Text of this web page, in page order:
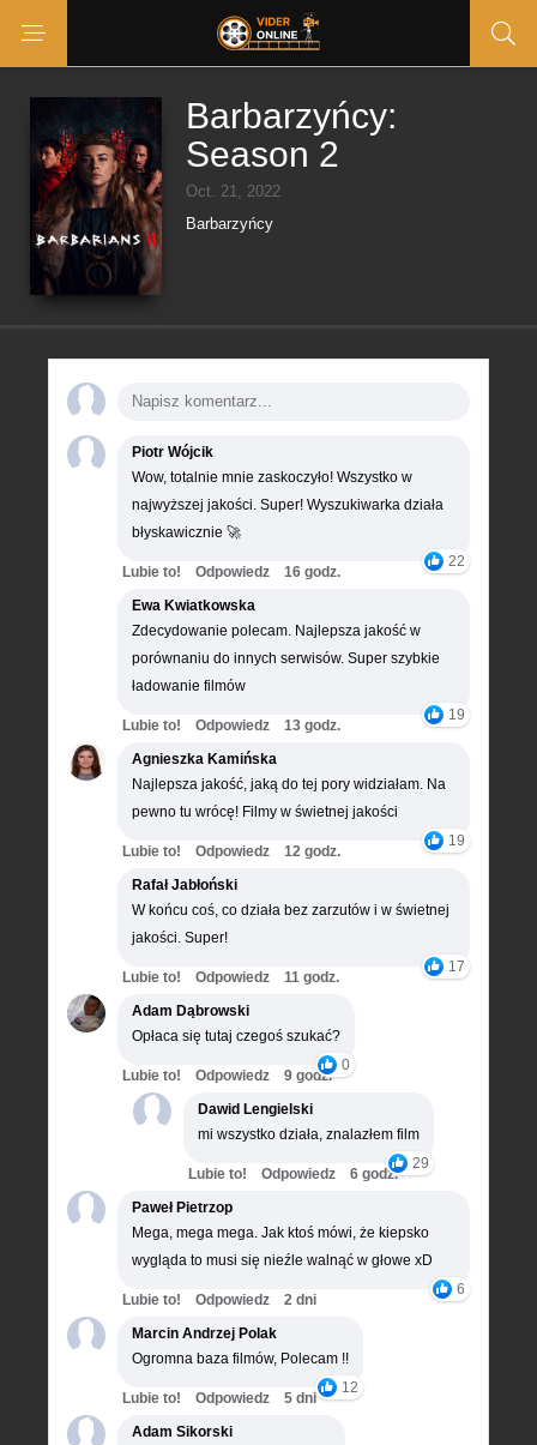
Barbarzyńcy:
Season 2
Oct. 21, 2022
Barbarzyńcy
Piotr Wójcik
Wow, totalnie mnie zaskoczyło! Wszystko w
najwyższej jakości. Super! Wyszukiwarka działa
błyskawicznie 🚀
22
Lubie to! Odpowiedz
16 godz.
Ewa Kwiatkowska
Zdecydowanie polecam. Najlepsza jakość w
porównaniu do innych serwisów. Super szybkie
ładowanie filmów
19
Lubie to! Odpowiedz
13 godz.
Agnieszka Kamińska
Najlepsza jakość, jaką do tej pory widziałam. Na
pewno tu wrócę! Filmy w świetnej jakości
19
Lubie to! Odpowiedz
12 godz.
Rafał Jabłoński
W końcu coś, co działa bez zarzutów i w świetnej
jakości. Super!
17
Lubie to! Odpowiedz
11 godz.
Adam Dąbrowski
Opłaca się tutaj czegoś szukać?
0
Lubie to! Odpowiedz
9 godz.
Dawid Lengielski
mi wszystko działa, znalazłem film
29
Lubie to! Odpowiedz
6 godz.
Paweł Pietrzop
Mega, mega mega. Jak ktoś mówi, że kiepsko
wygląda to musi się nieźle walnąć w głowe xD
6
Lubie to! Odpowiedz
2 dni
Marcin Andrzej Polak
Ogromna baza filmów, Polecam !!
12
Lubie to! Odpowiedz
5 dni
Adam Sikorski